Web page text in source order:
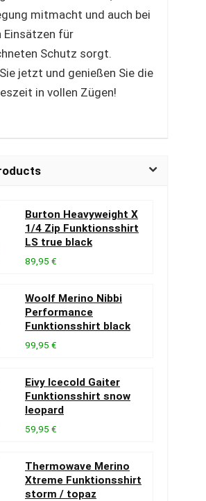
mitmacht und auch bei
Einsätzen für
Schutz sorgt.
jetzt und genießen Sie die
in vollen Zügen!
Burton Heavyweight X
1/4 Zip Funktionsshirt
LS true black
89,95 €
Woolf Merino Nibbi
Performance
Funktionsshirt black
99,95 €
Eivy Icecold Gaiter
Funktionsshirt snow
leopard
59,95 €
Thermowave Merino
Xtreme Funktionsshirt
storm / topaz